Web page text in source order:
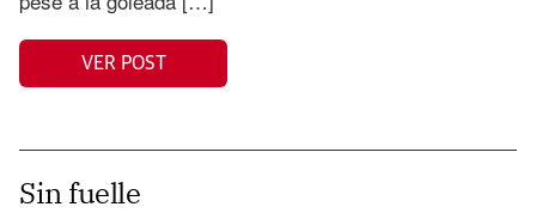
VER POST
Sin fuelle